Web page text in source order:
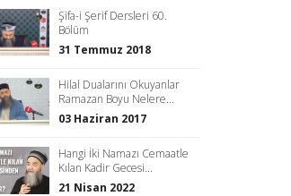
Şifa-i Şerif Dersleri 60.
Bölüm
31 Temmuz 2018
Hilal Dualarını Okuyanlar
Ramazan Boyu Nelere...
03 Haziran 2017
Hangi İki Namazı Cemaatle
Kılan Kadir Gecesi...
21 Nisan 2022